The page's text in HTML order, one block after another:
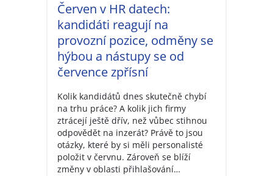
Červen v HR datech:
kandidáti reagují na
provozní pozice, odměny se
hýbou a nástupy se od
července zpřísní
Kolik kandidátů dnes skutečně chybí
na trhu práce? A kolik jich firmy
ztrácejí ještě dřív, než vůbec stihnou
odpovědět na inzerát? Právě to jsou
otázky, které by si měli personalisté
položit v červnu. Zároveň se blíží
změny v oblasti přihlašování…